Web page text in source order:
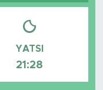
YATSI
21:28